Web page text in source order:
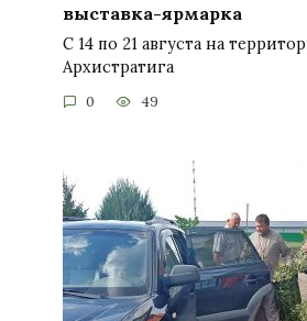
выставка-ярмарка
С 14 по 21 августа на
Архистратига
0 49